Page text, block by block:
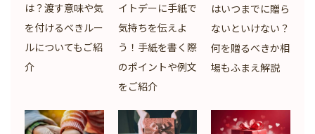
は？渡す意味や気
を付けるべきルー
ルについてもご紹
介
イトデーに手紙で
気持ちを伝えよ
う！手紙を書く際
のポイントや例文
をご紹介
はいつまでに贈ら
ないといけない？
何を贈るべきか相
場もふまえ解説